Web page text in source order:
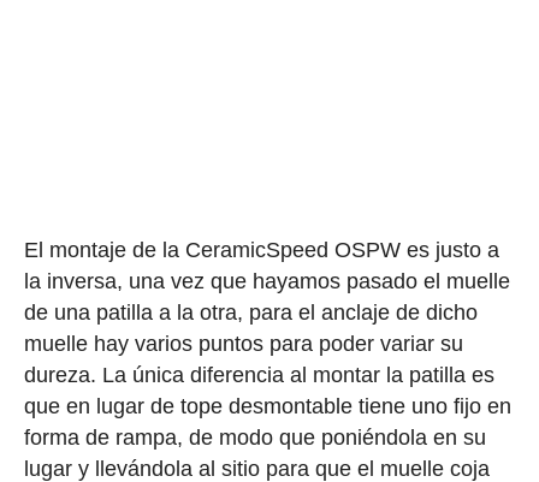
El montaje de la CeramicSpeed OSPW es justo a
la inversa, una vez que hayamos pasado el muelle
de una patilla a la otra, para el anclaje de dicho
muelle hay varios puntos para poder variar su
dureza. La única diferencia al montar la patilla es
que en lugar de tope desmontable tiene uno fijo en
forma de rampa, de modo que poniéndola en su
lugar y llevándola al sitio para que el muelle coja